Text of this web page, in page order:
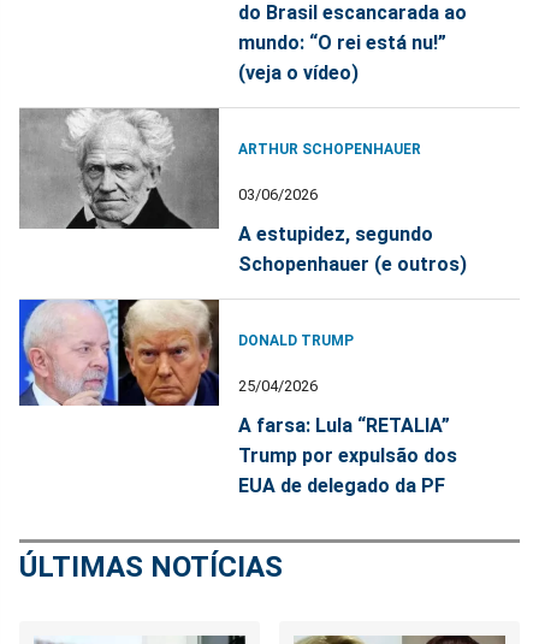
do Brasil escancarada ao
mundo: “O rei está nu!”
(veja o vídeo)
ARTHUR SCHOPENHAUER
03/06/2026
A estupidez, segundo
Schopenhauer (e outros)
DONALD TRUMP
25/04/2026
A farsa: Lula “RETALIA”
Trump por expulsão dos
EUA de delegado da PF
ÚLTIMAS NOTÍCIAS